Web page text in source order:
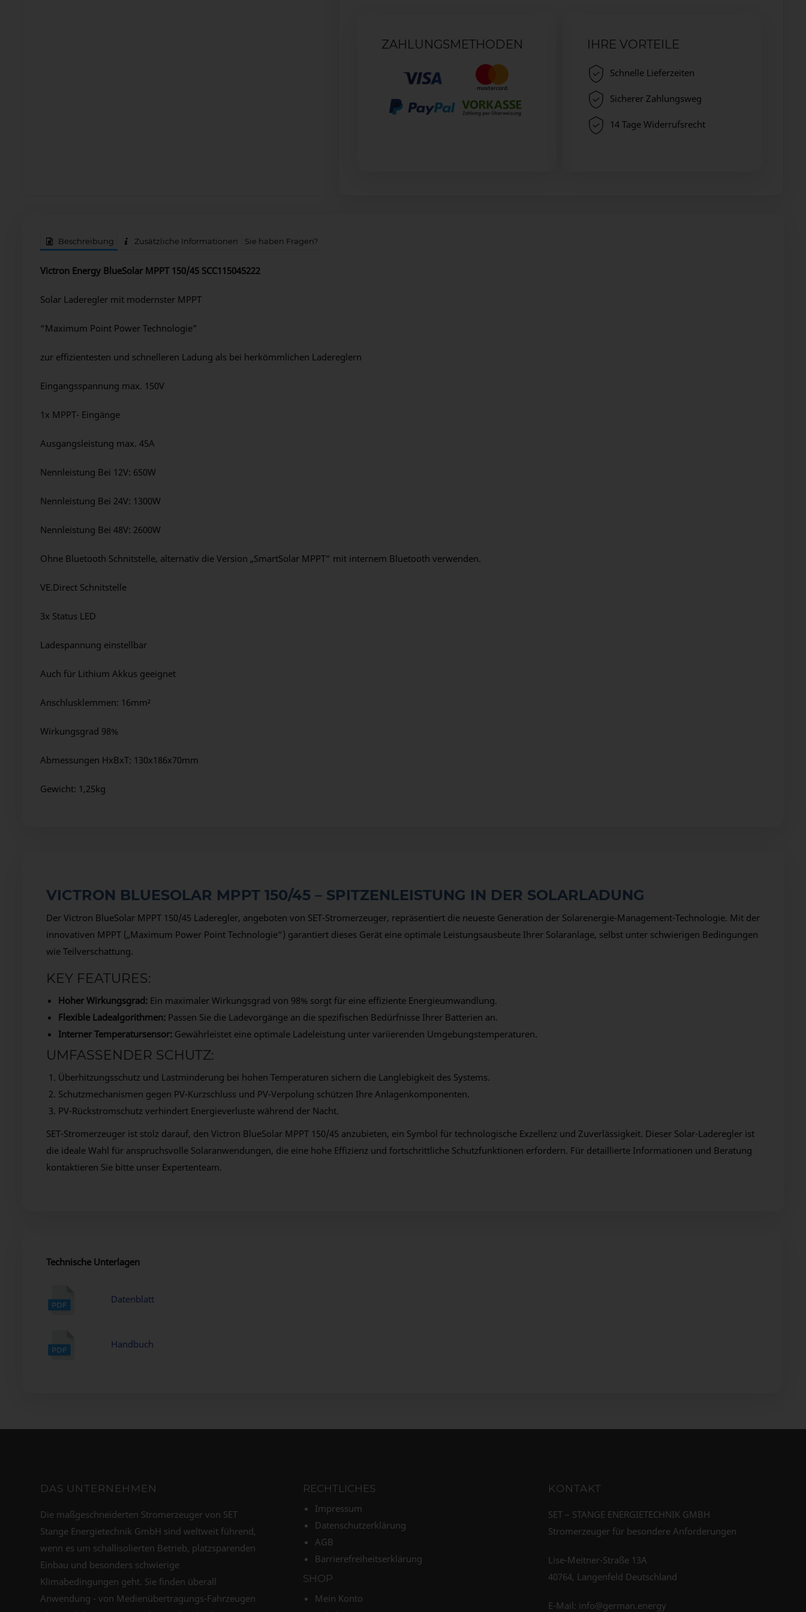
ZAHLUNGSMETHODEN IHRE VORTEILE
Schnelle Lieferzeiten
Sicherer Zahlungsweg
14 Tage Widerrufsrecht
Beschreibung Zusätzliche Informationen Sie haben Fragen?
Victron Energy BlueSolar MPPT 150/45 SCC115045222
Solar Laderegler mit modernster MPPT
“Maximum Point Power Technologie”
zur effizientesten und schnelleren Ladung als bei herkömmlichen Ladereglern
Eingangsspannung max. 150V
1x MPPT- Eingänge
Ausgangsleistung max. 45A
Nennleistung Bei 12V: 650W
Nennleistung Bei 24V: 1300W
Nennleistung Bei 48V: 2600W
Ohne Bluetooth Schnitstelle, alternativ die Version „SmartSolar MPPT“ mit internem Bluetooth verwenden.
VE.Direct Schnitstelle
3x Status LED
Ladespannung einstellbar
Auch für Lithium Akkus geeignet
Anschlusklemmen: 16mm²
Wirkungsgrad 98%
Abmessungen HxBxT: 130x186x70mm
Gewicht: 1,25kg
VICTRON BLUESOLAR MPPT 150/45 – SPITZENLEISTUNG IN DER SOLARLADUNG
Der Victron BlueSolar MPPT 150/45 Laderegler, angeboten von SET-Stromerzeuger, repräsentiert die neueste Generation der Solarenergie-Management-Technologie. Mit der
innovativen MPPT („Maximum Power Point Technologie“) garantiert dieses Gerät eine optimale Leistungsausbeute Ihrer Solaranlage, selbst unter schwierigen Bedingungen
wie Teilverschattung.
KEY FEATURES:
Hoher Wirkungsgrad: Ein maximaler Wirkungsgrad von 98% sorgt für eine effiziente Energieumwandlung.
Flexible Ladealgorithmen: Passen Sie die Ladevorgänge an die spezifischen Bedürfnisse Ihrer Batterien an.
Interner Temperatursensor: Gewährleistet eine optimale Ladeleistung unter variierenden Umgebungstemperaturen.
UMFASSENDER SCHUTZ:
Überhitzungsschutz und Lastminderung bei hohen Temperaturen sichern die Langlebigkeit des Systems.
Schutzmechanismen gegen PV-Kurzschluss und PV-Verpolung schützen Ihre Anlagenkomponenten.
PV-Rückstromschutz verhindert Energieverluste während der Nacht.
SET-Stromerzeuger ist stolz darauf, den Victron BlueSolar MPPT 150/45 anzubieten, ein Symbol für technologische Exzellenz und Zuverlässigkeit. Dieser Solar-Laderegler ist
die ideale Wahl für anspruchsvolle Solaranwendungen, die eine hohe Effizienz und fortschrittliche Schutzfunktionen erfordern. Für detaillierte Informationen und Beratung
kontaktieren Sie bitte unser Expertenteam.
Technische Unterlagen
Datenblatt
Handbuch
DAS UNTERNEHMEN
Die maßgeschneiderten Stromerzeuger von SET
Stange Energietechnik GmbH sind weltweit führend,
wenn es um schallisolierten Betrieb, platzsparenden
Einbau und besonders schwierige
Klimabedingungen geht. Sie finden überall
Anwendung - von Medienübertragungs-Fahrzeugen
RECHTLICHES
Impressum
Datenschutzerklärung
AGB
Barrierefreiheitserklärung
SHOP
Mein Konto
KONTAKT
SET – STANGE ENERGIETECHNIK GMBH
Stromerzeuger für besondere Anforderungen
Lise-Meitner-Straße 13A
40764, Langenfeld Deutschland
E-Mail: info@german.energy